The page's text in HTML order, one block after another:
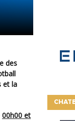
et la
00h00 et